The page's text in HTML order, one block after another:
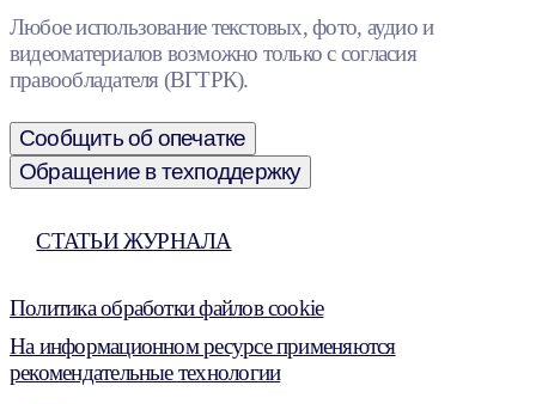
Любое использование текстовых, фото, аудио и
видеоматериалов возможно только с согласия
правообладателя (ВГТРК).
Сообщить об опечатке
Обращение в техподдержку
СТАТЬИ ЖУРНАЛА
Политика обработки файлов cookie
На информационном ресурсе применяются
рекомендательные технологии